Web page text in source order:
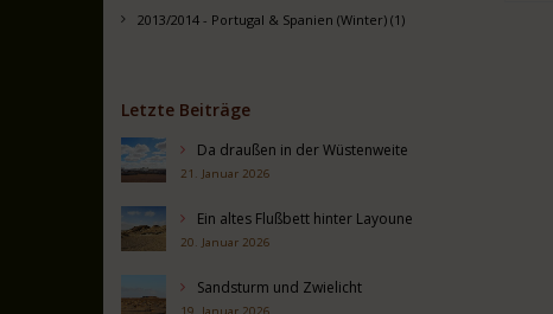
2013/2014 - Portugal & Spanien (Winter) (1)
Letzte Beiträge
Da draußen in der Wüstenweite
21. Januar 2026
Ein altes Flußbett hinter Layoune
20. Januar 2026
Sandsturm und Zwielicht
19. Januar 2026